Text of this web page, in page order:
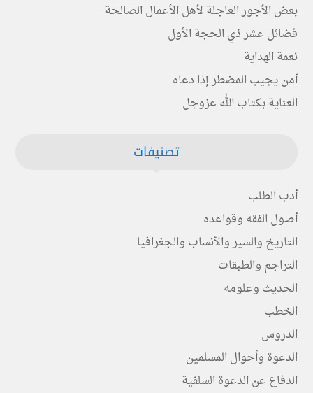
بعض الأجور العاجلة لأهل الأعمال الصالحة
فضائل عشر ذي الحجة الأول
نعمة الهداية
أمن يجيب المضطر إذا دعاه
العناية بكتاب الله عزوجل
تصنيفات
أدب الطلب
أصول الفقه وقواعده
التاريخ والسير والأنساب والجغرافيا
التراجم والطبقات
الحديث وعلومه
الخطب
الدروس
الدعوة وأحوال المسلمين
الدفاع عن الدعوة السلفية